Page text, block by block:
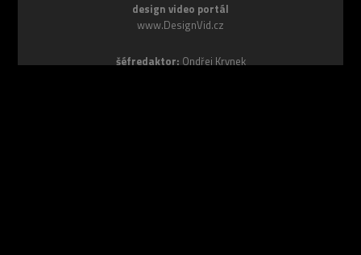
design video portál
www.DesignVid.cz
šéfredaktor:Ondřej Krynek